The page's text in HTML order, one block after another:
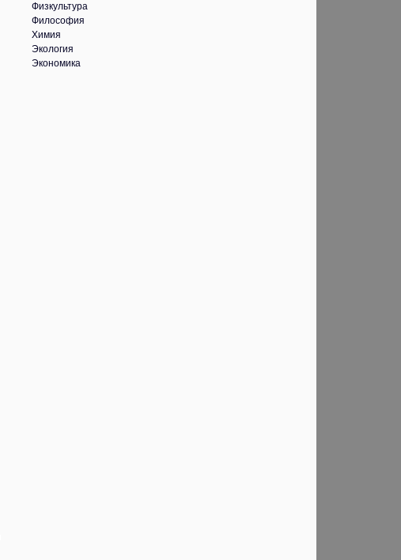
Физкультура
Философия
Химия
Экология
Экономика